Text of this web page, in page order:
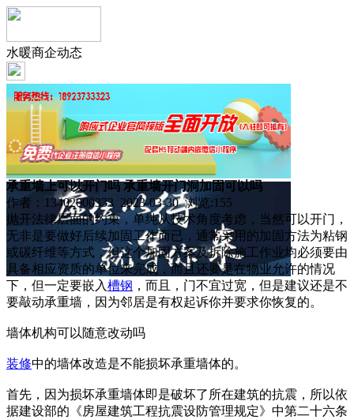
水暖商企动态
承重墙上可以开门吗 承重墙开门洞加固可以吗
作者：13402000333 2023-03-30 浏览:155
抛开法律层面的约束，单纯从技术角度考虑，当然可以开门，
无非是要做好后续加固工作而已，通常采用的加固方法为粘钢
或碳纤维等方式，但这个加固方案及拆除施工作业均必须要由
具备相应资质的单位来完成，而且还要是在物业允许的情况
下，但一定要嵌入槽钢 ，而且，门不宜过宽，但是建议还是不
要敲动承重墙，因为邻居是有权起诉你并要求你恢复的。
墙体机构可以随意改动吗
装修中的墙体改造是不能损坏承重墙体的。
首先，因为损坏承重墙体即是破坏了所在建筑的抗震，所以依
据建设部的《房屋建筑工程抗震设防管理规定》中第二十六条